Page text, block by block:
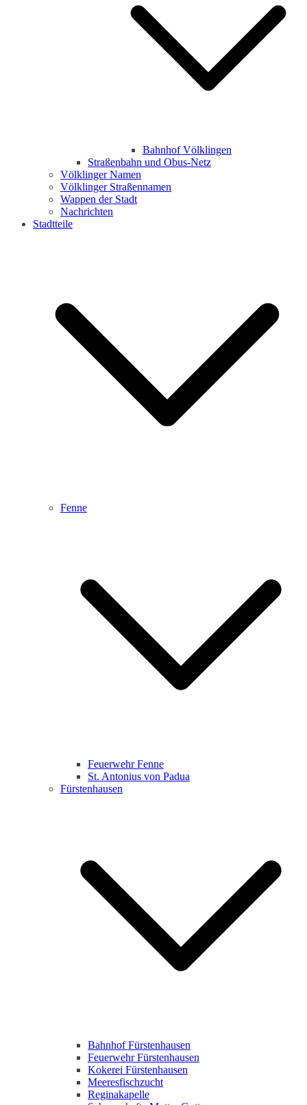
Bahnhof Völklingen
Straßenbahn und Obus-Netz
Völklinger Namen
Völklinger Straßennamen
Wappen der Stadt
Nachrichten
Stadtteile
Fenne
Feuerwehr Fenne
St. Antonius von Padua
Fürstenhausen
Bahnhof Fürstenhausen
Feuerwehr Fürstenhausen
Kokerei Fürstenhausen
Meeresfischzucht
Reginakapelle